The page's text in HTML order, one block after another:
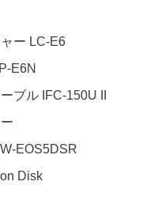
ー LC-E6
E6N
ブル IFC-150U II
EOS5DSR
Disk